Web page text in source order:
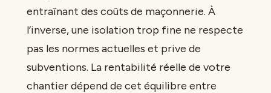
entraînant des coûts de maçonnerie. À
l’inverse, une isolation trop fine ne respecte
pas les normes actuelles et prive de
subventions. La rentabilité réelle de votre
chantier dépend de cet équilibre entre